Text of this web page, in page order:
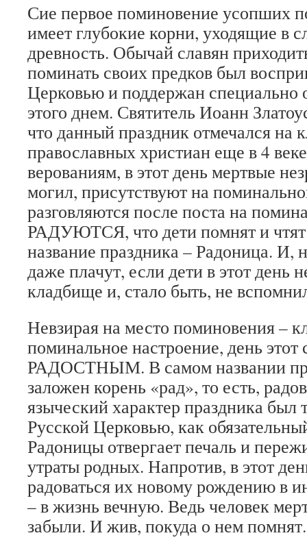
Сие первое поминовение усопших
имеет глубокие корни, уходящие в
древность. Обычай славян
поминать своих предков был
Церковью и поддержан специально
этого днем. Святитель Иоанн
что данный праздник отмечался на
православных христиан еще в 4
верованиям, в этот день мертвые
могил, присутствуют на
разговляются после поста на
РАДУЮТСЯ, что дети помнят и
название праздника – Радоница. И,
даже плачут, если дети в этот день
кладбище и, стало быть, не
Невзирая на место поминовения –
поминальное настроение, день этот
РАДОСТНЫМ. В самом названии
заложен корень «рад», то есть,
языческий характер праздника был
Русской Церковью, как
Радоницы отвергает печаль и
утраты родных. Напротив, в этот
радоваться их новому рождению в
– в жизнь вечную. Ведь человек
забыли. И жив, покуда о нем